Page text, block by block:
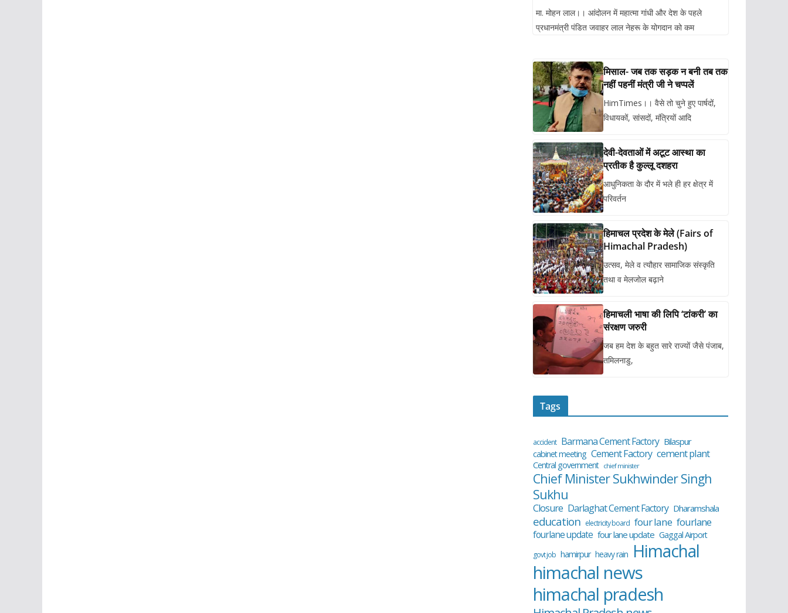
मा. मोहन लाल।। आंदोलन में महात्मा गांधी और देश के पहले
प्रधानमंत्री पंडित जवाहर लाल नेहरू के योगदान को कम
मिसाल- जब तक सड़क न बनी तब तक
नहीं पहनीं मंत्री जी ने चप्पलें
HimTimes।। वैसे तो चुने हुए पार्षदों,
विधायकों, सांसदों, मंत्रियों आदि
देवी-देवताओं में अटूट आस्था का
प्रतीक है कुल्लू दशहरा
आधुनिकता के दौर में भले ही हर क्षेत्र में
परिवर्तन
हिमाचल प्रदेश के मेले (Fairs of
Himachal Pradesh)
उत्सव, मेले व त्यौहार सामाजिक संस्कृति
तथा व मेलजोल बढ़ाने
हिमाचली भाषा की लिपि ‘टांकरी’ का
संरक्षण जरुरी
जब हम देश के बहुत सारे राज्यों जैसे पंजाब,
तमिलनाडु,
Tags
accident Barmana Cement Factory Bilaspur
cabinet meeting Cement Factory cement plant
Central government chief minister
Chief Minister Sukhwinder Singh
Sukhu
Closure Darlaghat Cement Factory Dharamshala
education electricity board four lane fourlane
fourlane update four lane update Gaggal Airport
govt job hamirpur heavy rain Himachal
himachal news
himachal pradesh